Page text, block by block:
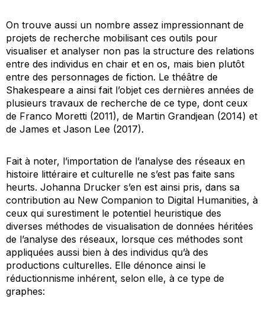
On trouve aussi un nombre assez impressionnant de
projets de recherche mobilisant ces outils pour
visualiser et analyser non pas la structure des relations
entre des individus en chair et en os, mais bien plutôt
entre des personnages de fiction. Le théâtre de
Shakespeare a ainsi fait l’objet ces dernières années de
plusieurs travaux de recherche de ce type, dont ceux
de Franco Moretti (2011), de Martin Grandjean (2014) et
de James et Jason Lee (2017).
Fait à noter, l’importation de l’analyse des réseaux en
histoire littéraire et culturelle ne s’est pas faite sans
heurts. Johanna Drucker s’en est ainsi pris, dans sa
contribution au New Companion to Digital Humanities, à
ceux qui surestiment le potentiel heuristique des
diverses méthodes de visualisation de données héritées
de l’analyse des réseaux, lorsque ces méthodes sont
appliquées aussi bien à des individus qu’à des
productions culturelles. Elle dénonce ainsi le
réductionnisme inhérent, selon elle, à ce type de
graphes: